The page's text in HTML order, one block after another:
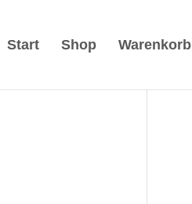
Start Shop Warenkorb